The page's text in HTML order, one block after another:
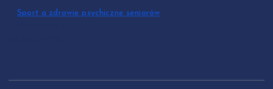
Sport a zdrowie psychiczne seniorów